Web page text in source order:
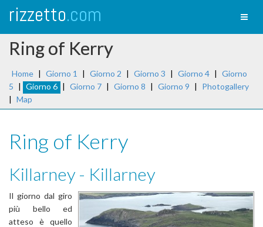
rizzetto.com
Ring of Kerry
Home | Giorno 1 | Giorno 2 | Giorno 3 | Giorno 4 | Giorno
5 | Giorno 6 | Giorno 7 | Giorno 8 | Giorno 9 |
Photogallery
| Map
Ring of Kerry
Killarney - Killarney
Il giorno dal giro
più bello ed
atteso è quello